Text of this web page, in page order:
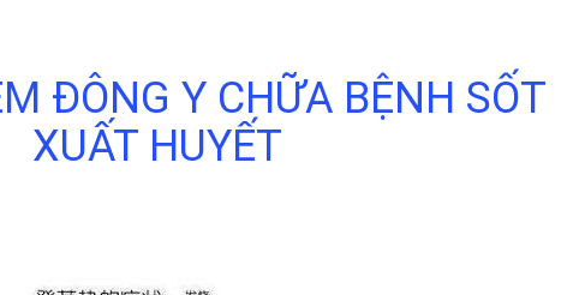
ĐÔNG Y CHỮA BỆNH SỐT
XUẤT HUYẾT